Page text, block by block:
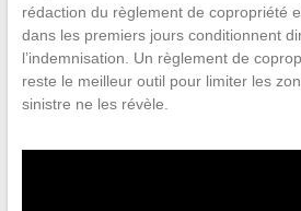
rédaction du règlement de copropriété
dans les premiers jours conditionnent
l’indemnisation. Un règlement de
reste le meilleur outil pour limiter les
sinistre ne les révèle.